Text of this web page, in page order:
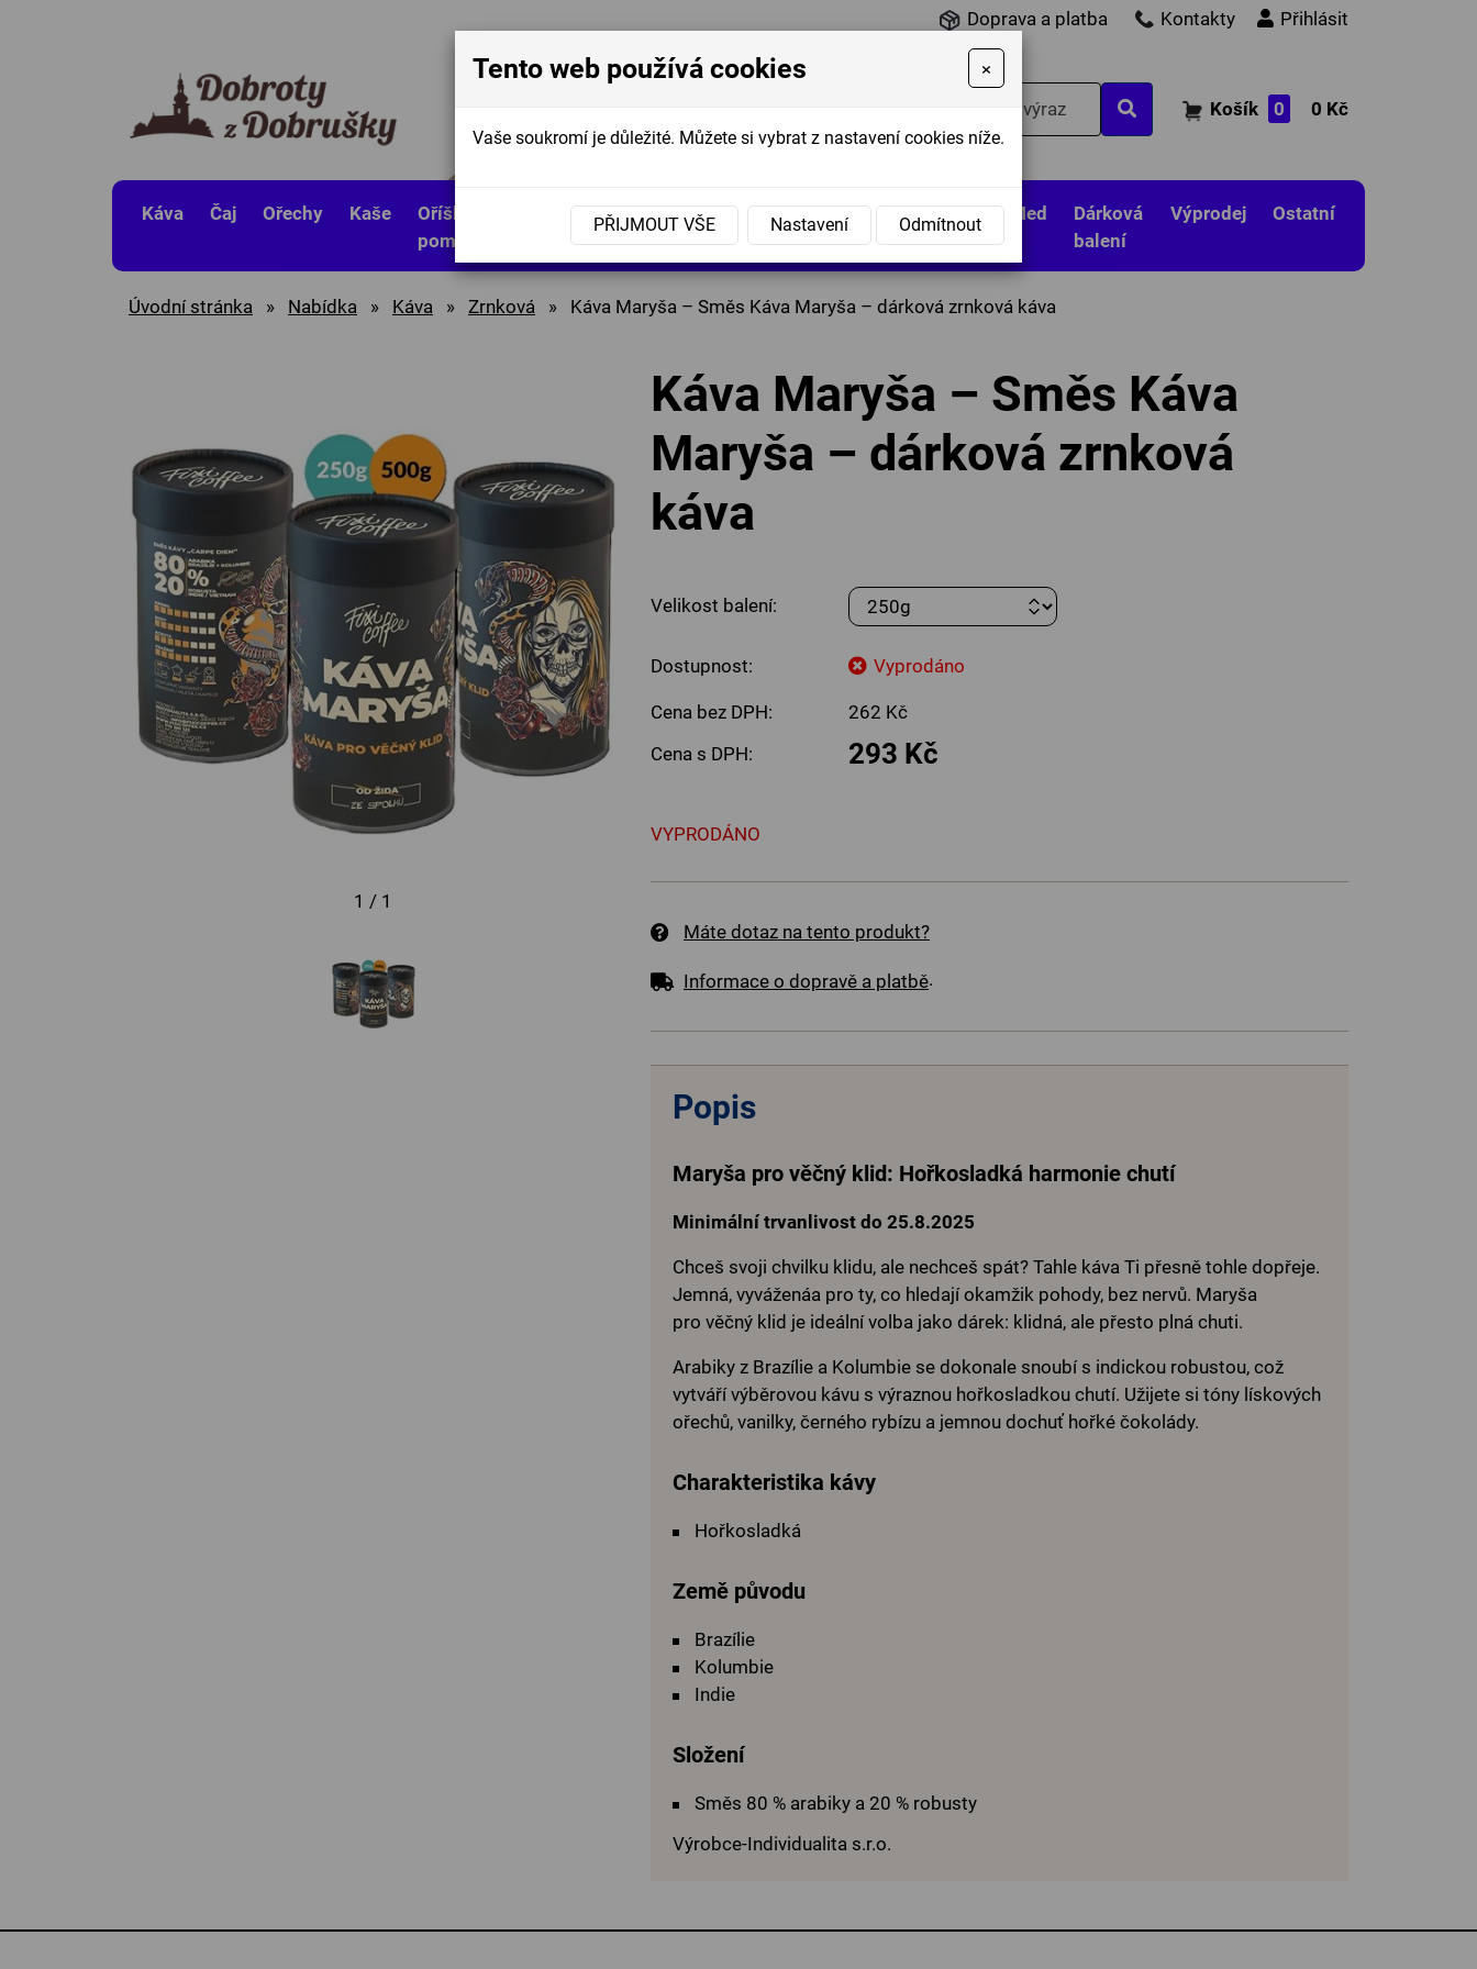
Doprava a platba Kontakty Přihlásit
Košík 0 0 Kč
Káva Čaj Ořechy Kaše
Oříškové
pomazanky
Marmelády
a džemy
Koření Nápoje Dipy
Sušené
mrazem
Med
Dárková
balení
Výprodej Ostatní
Úvodní stránka » Nabídka » Káva » Zrnková » Káva Maryša – Směs Káva Maryša – dárková zrnková káva
1 / 1
Káva Maryša – Směs Káva
Maryša – dárková zrnková
káva
Velikost balení:
Dostupnost: Vyprodáno
Cena bez DPH:
262 Kč
Cena s DPH:
293 Kč
VYPRODÁNO
Máte dotaz na tento produkt?
Informace o dopravě a platbě.
Popis
Maryša pro věčný klid: Hořkosladká harmonie chutí
Minimální trvanlivost do 25.8.2025
Chceš svoji chvilku klidu, ale nechceš spát? Tahle káva Ti přesně tohle dopřeje.
Jemná, vyváženáa pro ty, co hledají okamžik pohody, bez nervů. Maryša
pro věčný klid je ideální volba jako dárek: klidná, ale přesto plná chuti.
Arabiky z Brazílie a Kolumbie se dokonale snoubí s indickou robustou, což
vytváří výběrovou kávu s výraznou hořkosladkou chutí. Užijete si tóny lískových
ořechů, vanilky, černého rybízu a jemnou dochuť hořké čokolády.
Charakteristika kávy
Hořkosladká
Země původu
Brazílie
Kolumbie
Indie
Složení
Směs 80 % arabiky a 20 % robusty
Výrobce-Individualita s.r.o.
Tento web používá cookies ×
Vaše soukromí je důležité. Můžete si vybrat z nastavení cookies níže.
PŘIJMOUT VŠE Nastavení Odmítnout